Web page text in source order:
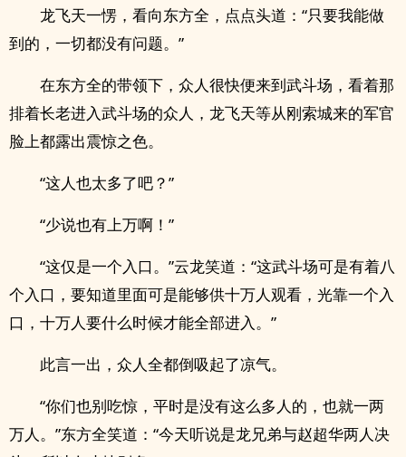
龙飞天一愣，看向东方全，点点头道：“只要我能做
到的，一切都没有问题。”
在东方全的带领下，众人很快便来到武斗场，看着那
排着长老进入武斗场的众人，龙飞天等从刚索城来的军官
脸上都露出震惊之色。
“这人也太多了吧？”
“少说也有上万啊！”
“这仅是一个入口。”云龙笑道：“这武斗场可是有着八
个入口，要知道里面可是能够供十万人观看，光靠一个入
口，十万人要什么时候才能全部进入。”
此言一出，众人全都倒吸起了凉气。
“你们也别吃惊，平时是没有这么多人的，也就一两
万人。”东方全笑道：“今天听说是龙兄弟与赵超华两人决